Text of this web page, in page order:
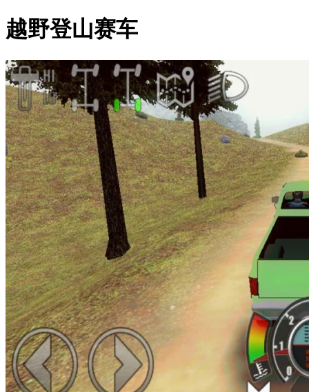
越野登山赛车